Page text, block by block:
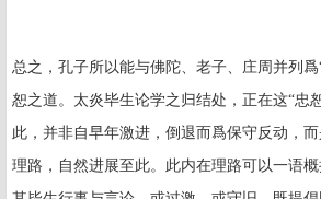
总之，孔子所以能与佛陀、老子、庄周并列
恕之道。太炎毕生论学之归结处，正在这“忠
此，并非自早年激进，倒退而爲保守反动，
理路，自然进展至此。此内在理路可以一语概